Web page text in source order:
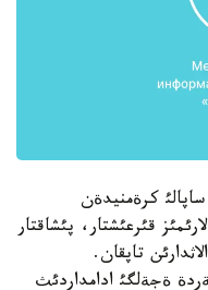
كرةمنيدةن
قئرعئشتار، پئشاقتار
تاپقان.
ةجةلگئ ادامداردئث